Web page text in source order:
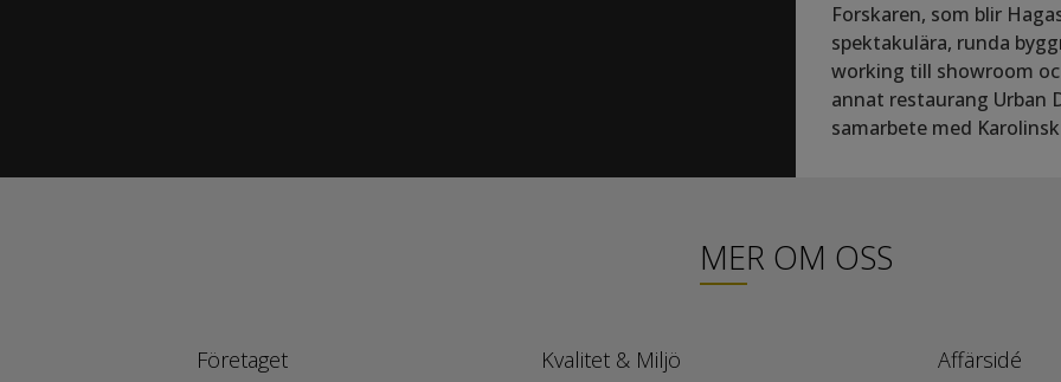
Forskaren, som blir
spektakulära, runda
working till showroom
annat restaurang Urban
samarbete med
MER OM OSS
Företaget Kvalitet & Miljö Affärsidé